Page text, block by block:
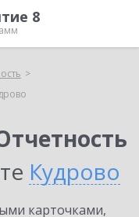
8
Кудрово
карточками,